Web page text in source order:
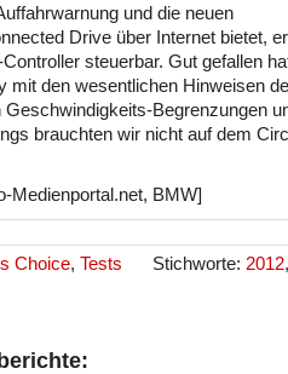
und die neuen
Drive über Internet bietet,
steuerbar. Gut gefallen
mit den wesentlichen Hinweisen
Begrenzungen
brauchten wir nicht auf dem
Medienportal.net, BMW]
Choice, Tests Stichworte: 2012